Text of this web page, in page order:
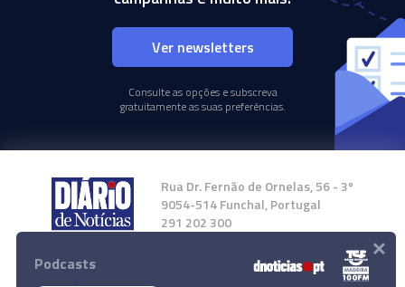
Ver newsletters
Consulte as opções e subscreva
gratuitamente as suas preferências.
Rua Dr. Fernão de Ornelas, 56 - 3º
9054-514 Funchal, Portugal
291 202 300
Instale a nossa App
Podcasts ×